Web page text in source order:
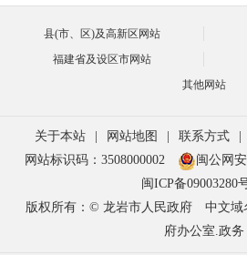
县(市、区)及高新区网站
福建省及设区市网站
其他网站
关于本站 网站地图 联系方式
网站标识码：3508000002
闽公网
闽ICP备09003280
版权所有：© 龙岩市人民政府
中文域
府办公室.政务